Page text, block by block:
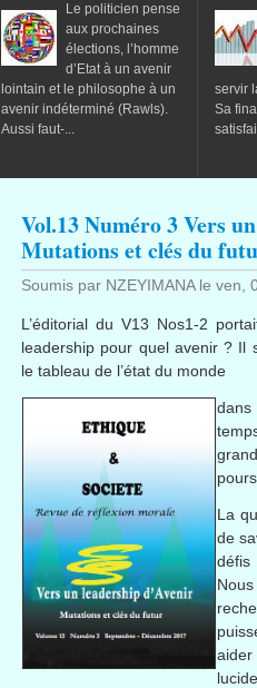
Le politicien pense
aux prochaines
élections, l’homme
d’Etat à un avenir
lointain et le philosophe à un
avenir indéterminé (Rawls).
Aussi faut-...
servir
Sa
Vol.13 Numéro 3 Vers
Mutations et clés du
Soumis par NZEYIMANAle ven,
L’éditorial du V13 Nos1-2
leadership pour quel avenir ? Il
le tableau de l’état du monde
dans
La
de